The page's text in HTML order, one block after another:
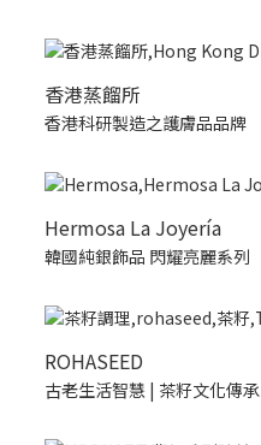
香港蒸餾所
香港科研製造之護膚品品牌
Hermosa La Joyería
韓國純銀飾品 閃耀亮麗系列
ROHASEED
古老生活智慧 | 茶籽文化傳承